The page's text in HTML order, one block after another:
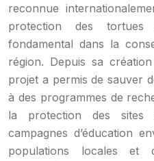
reconnue
protection des
fondamental dans la
région. Depuis sa
projet a permis de sauver
à des programmes de
la protection des
campagnes d’éducation
populations locales et